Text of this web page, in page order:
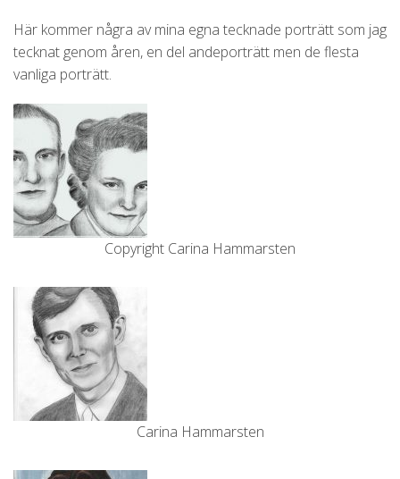
Här kommer några av mina egna tecknade porträtt som jag
tecknat genom åren, en del andeporträtt men de flesta
vanliga porträtt.
Copyright Carina Hammarsten
Carina Hammarsten